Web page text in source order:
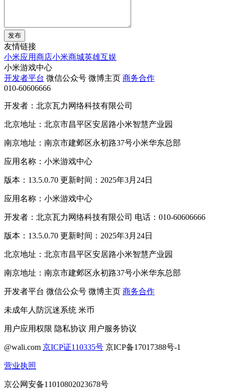
发布
友情链接
小米应用商店小米商城英雄互娱
小米游戏中心
开发者平台 微信公众号 微博主页 商务合作
010-60606666
开发者：北京瓦力网络科技有限公司
北京地址：北京市昌平区安居路小米智慧产业园
南京地址：南京市建邺区永初路37号小米华东总部
应用名称：小米游戏中心
版本：13.5.0.70 更新时间：2025年3月24日
应用名称：小米游戏中心
开发者：北京瓦力网络科技有限公司 电话：010-60606666
版本：13.5.0.70 更新时间：2025年3月24日
北京地址：北京市昌平区安居路小米智慧产业园
南京地址：南京市建邺区永初路37号小米华东总部
开发者平台 微信公众号 微博主页 商务合作
未成年人防沉迷系统 米币
用户应用权限 隐私协议 用户服务协议
@wali.com 京ICP证110335号 京ICP备17017388号-1
营业执照
京公网安备11010802023678号